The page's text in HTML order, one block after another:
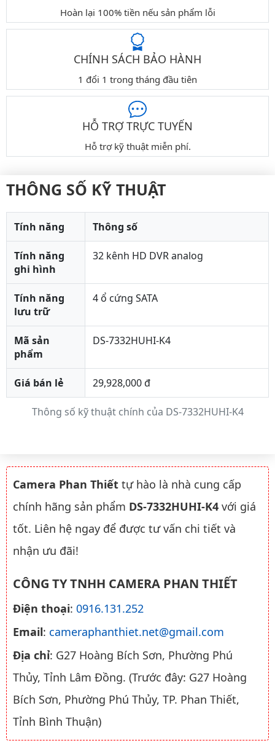
Hoàn lại 100% tiền nếu sản phẩm lỗi
CHÍNH SÁCH BẢO HÀNH
1 đổi 1 trong tháng đầu tiên
HỖ TRỢ TRỰC TUYẾN
Hỗ trợ kỹ thuật miễn phí.
THÔNG SỐ KỸ THUẬT
Thông số kỹ thuật chính của DS-7332HUHI-K4
Tính năng Thông số
Tính năng
ghi hình
32 kênh HD DVR analog
Tính năng
lưu trữ
4 ổ cứng SATA
Mã sản
phẩm
DS-7332HUHI-K4
Giá bán lẻ 29,928,000 đ
Camera Phan Thiết tự hào là nhà cung cấp
chính hãng sản phẩm DS-7332HUHI-K4 với giá
tốt. Liên hệ ngay để được tư vấn chi tiết và
nhận ưu đãi!
CÔNG TY TNHH CAMERA PHAN THIẾT
Điện thoại: 0916.131.252
Email: cameraphanthiet.net@gmail.com
Địa chỉ: G27 Hoàng Bích Sơn, Phường Phú
Thủy, Tỉnh Lâm Đồng. (Trước đây: G27 Hoàng
Bích Sơn, Phường Phú Thủy, TP. Phan Thiết,
Tỉnh Bình Thuận)